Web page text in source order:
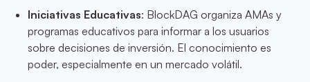
Iniciativas Educativas: BlockDAG organiza AMAs y
programas educativos para informar a los usuarios
sobre decisiones de inversión. El conocimiento es
poder, especialmente en un mercado volátil.